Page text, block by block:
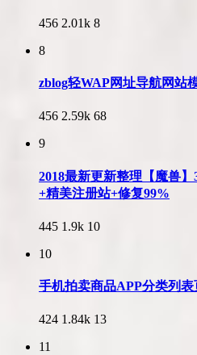
456 2.01k 8
8
zblog轻WAP网址导航网站
456 2.59k 68
9
2018最新更新整理【魔兽
+精美注册站+修复99%
445 1.9k 10
10
手机拍卖商品APP分类列
424 1.84k 13
11